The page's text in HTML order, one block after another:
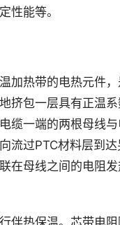
性能等。
加热带的电热元件
挤包一层具有正温
缆一端的两根母线
流过PTC材料层到
在母线之间的电阻